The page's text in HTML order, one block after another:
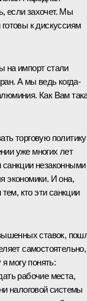
если захочет. Мы
к дискуссиям
на импорт стали
А мы ведь когда-
Как Вам
торговую политику
уже многих лет
незаконными
экономики. И она,
кто эти санкции
ставок,
самостоятельно,
могу понять:
рабочие места,
налоговой системы